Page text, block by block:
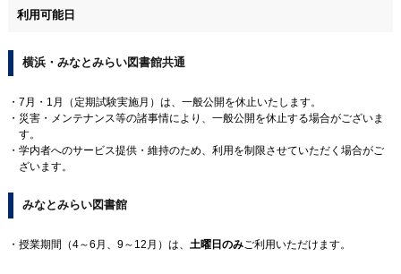
利用可能日
横浜・みなとみらい図書館共通
7月・1月（定期試験実施月）は、一般公開を休止いたします。
災害・メンテナンス等の諸事情により、一般公開を休止する場合がございま
す。
学内者へのサービス提供・維持のため、利用を制限させていただく場合がご
ざいます。
みなとみらい図書館
授業期間（4～6月、9～12月）は、 土曜日のみご利用いただけます。